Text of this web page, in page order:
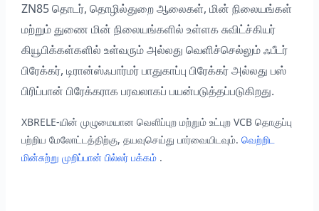
ZN85 தொடர், தொழில்துறை ஆலைகள், மின் நிலையங்கள்
மற்றும் துணை மின் நிலையங்களில் உள்ளக சுவிட்ச்கியர்
கியூபிக்கள்களில் உள்வரும் அல்லது வெளிச்செல்லும் ஃபீடர்
பிரேக்கர், டிரான்ஸ்ஃபார்மர் பாதுகாப்பு பிரேக்கர் அல்லது பஸ்
பிரிப்பான் பிரேக்கராக பரவலாகப் பயன்படுத்தப்படுகிறது.
XBRELE-யின் முழுமையான வெளிப்புற மற்றும் உட்புற VCB தொகுப்பு
பற்றிய மேலோட்டத்திற்கு, தயவுசெய்து பார்வையிடவும்.வெற்றிட
மின்சுற்று முறிப்பான் பில்லர் பக்கம் .